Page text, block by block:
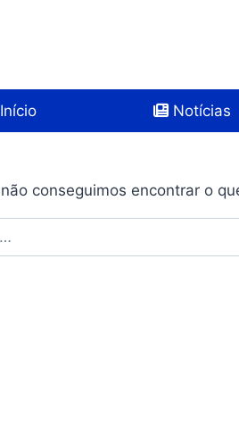
Início Notícias
conseguimos encontrar o